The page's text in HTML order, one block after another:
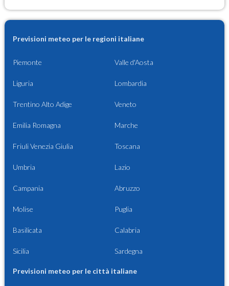
Previsioni meteo per le regioni italiane
Piemonte Valle d'Aosta
Liguria Lombardia
Trentino Alto Adige Veneto
Emilia Romagna Marche
Friuli Venezia Giulia Toscana
Umbria Lazio
Campania Abruzzo
Molise Puglia
Basilicata Calabria
Sicilia Sardegna
Previsioni meteo per le città italiane